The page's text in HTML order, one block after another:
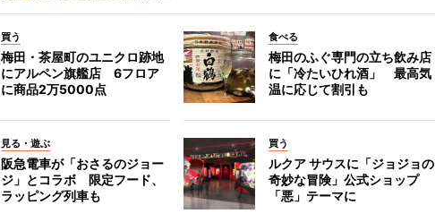
買う
梅田・茶屋町のユニクロ跡地
にアルペン旗艦店 6フロア
に商品2万5000点
食べる
梅田のふぐ専門の立ち飲み店
に「冷たいひれ酒」 最高気
温に応じて割引も
見る・遊ぶ
阪急電車が「おさるのジョー
ジ」とコラボ 限定フード、
ラッピング列車も
買う
ルクア サウスに「ジョジョの
奇妙な冒険」公式ショップ
「悪」テーマに